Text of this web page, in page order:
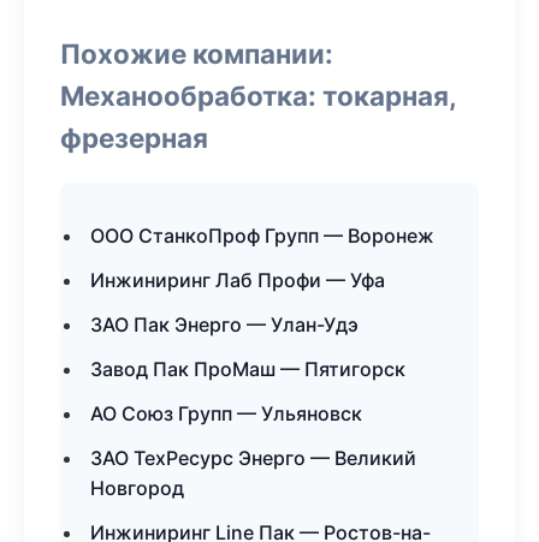
Похожие компании:
Механообработка: токарная,
фрезерная
ООО СтанкоПроф Групп — Воронеж
Инжиниринг Лаб Профи — Уфа
ЗАО Пак Энерго — Улан-Удэ
Завод Пак ПроМаш — Пятигорск
АО Союз Групп — Ульяновск
ЗАО ТехРесурс Энерго — Великий
Новгород
Инжиниринг Line Пак — Ростов-на-